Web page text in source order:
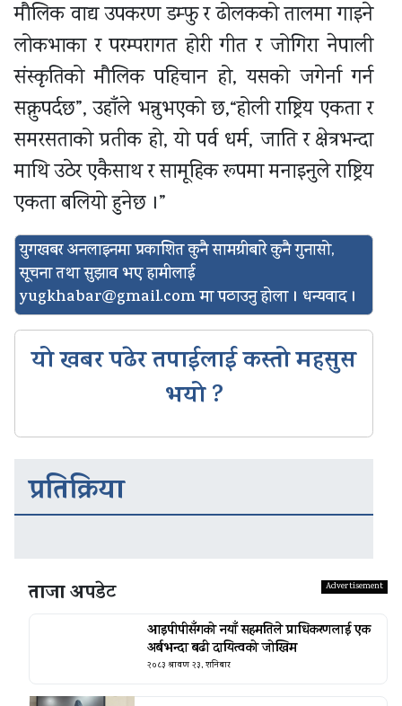
मौलिक वाद्य उपकरण डम्फु र ढोलकको तालमा गाइने
लोकभाका र परम्परागत होरी गीत र जोगिरा नेपाली
संस्कृतिको मौलिक पहिचान हो, यसको जगेर्ना गर्न
सक्नुपर्दछ”, उहाँले भन्नुभएको छ,“होली राष्ट्रिय एकता र
समरसताको प्रतीक हो, यो पर्व धर्म, जाति र क्षेत्रभन्दा
माथि उठेर एकैसाथ र सामूहिक रूपमा मनाइनुले राष्ट्रिय
एकता बलियो हुनेछ ।”
युगखबर अनलाइनमा प्रकाशित कुनै सामग्रीबारे कुनै गुनासो,
सूचना तथा सुझाव भए हामीलाई
yugkhabar@gmail.comमा पठाउनु होला । धन्यवाद ।
यो खबर पढेर तपाईलाई कस्तो महसुस
भयो ?
प्रतिक्रिया
ताजा अपडेट
आइपीपीसँगको नयाँ सहमतिले प्राधिकरणलाई एक
अर्बभन्दा बढी दायित्वको जोखिम
२०८३ श्रावण २३, शनिबार